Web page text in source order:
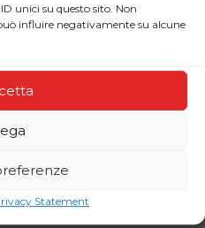
unici su questo sito. Non
influire negativamente su alcune
Statement